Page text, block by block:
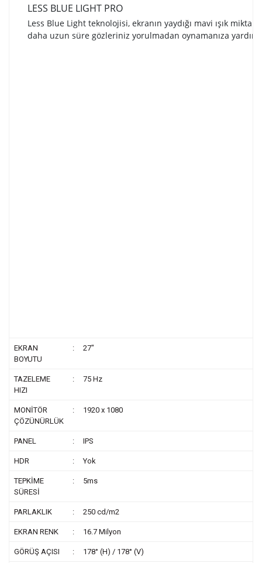
LESS BLUE LIGHT PRO
Less Blue Light teknolojisi, ekranın yaydığı mavi ışık
daha uzun süre gözleriniz yorulmadan oynamanıza
EKRAN
BOYUTU
: 27"
TAZELEME
HIZI
: 75 Hz
MONİTÖR
ÇÖZÜNÜRLÜK
: 1920 x 1080
PANEL : IPS
HDR : Yok
TEPKİME
SÜRESİ
: 5ms
PARLAKLIK : 250 cd/m2
EKRAN RENK : 16.7 Milyon
GÖRÜŞ AÇISI : 178° (H) / 178° (V)